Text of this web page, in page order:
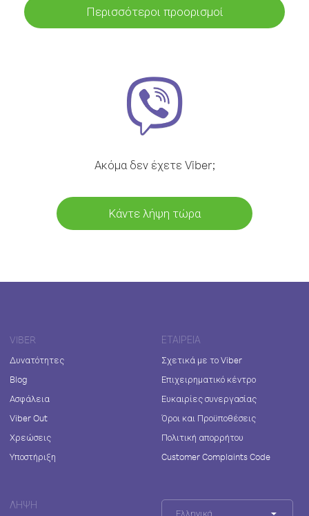
Περισσότεροι προορισμοί
Ακόμα δεν έχετε Viber;
Κάντε λήψη τώρα
VIBER
Δυνατότητες
Blog
Ασφάλεια
Viber Out
Χρεώσεις
Υποστήριξη
ΕΤΑΙΡΕΊΑ
Σχετικά με το Viber
Επιχειρηματικό κέντρο
Ευκαιρίες συνεργασίας
Όροι και Προϋποθέσεις
Πολιτική απορρήτου
Customer Complaints Code
ΛΉΨΗ
Ελληνικά